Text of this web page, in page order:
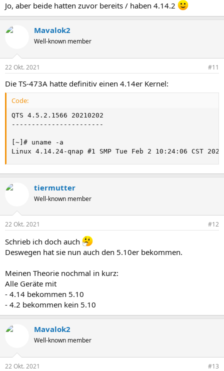
Jo, aber beide hatten zuvor bereits / haben 4.14.2
Mavalok2
Well-known member
22 Okt. 2021 #11
Die TS-473A hatte definitiv einen 4.14er Kernel:
Code:
QTS 4.5.2.1566 20210202
-----------------------
[~]# uname -a
Linux 4.14.24-qnap #1 SMP Tue Feb 2 10:24:06 CST
tiermutter
Well-known member
22 Okt. 2021 #12
Schrieb ich doch auch
Deswegen hat sie nun auch den 5.10er bekommen.
Meinen Theorie nochmal in kurz:
Alle Geräte mit
- 4.14 bekommen 5.10
- 4.2 bekommen kein 5.10
Mavalok2
Well-known member
22 Okt. 2021 #13